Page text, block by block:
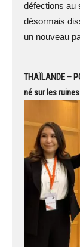
défections au
désormais
un nouveau
THAÏLANDE –
né sur les